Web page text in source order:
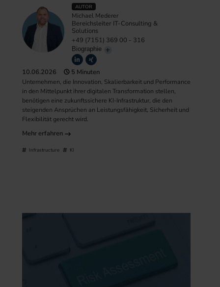
AUTOR
Michael Mederer
Bereichsleiter IT-Consulting &
Solutions
+49 (7151) 369 00 - 316
Biographie
10.06.2026 5 Minuten
Unternehmen, die Innovation, Skalierbarkeit und Performance
in den Mittelpunkt ihrer digitalen Transformation stellen,
benötigen eine zukunftssichere KI-Infrastruktur, die den
steigenden Ansprüchen an Leistungsfähigkeit, Sicherheit und
Flexibilität gerecht wird.
Mehr erfahren
Infrastructure KI